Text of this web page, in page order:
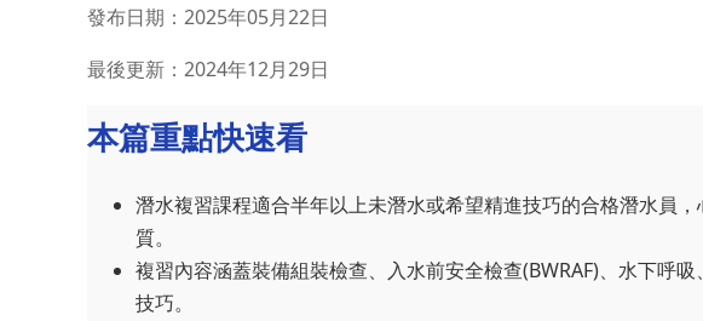
發布日期： 2025年05月22日
最後更新： 2024年12月29日
本篇重點快速看
潛水複習課程適合半年以上未潛水或希望精進技巧的合格潛水員
質。
複習內容涵蓋裝備組裝檢查、入水前安全檢查(BWRAF)、水下呼
技巧。